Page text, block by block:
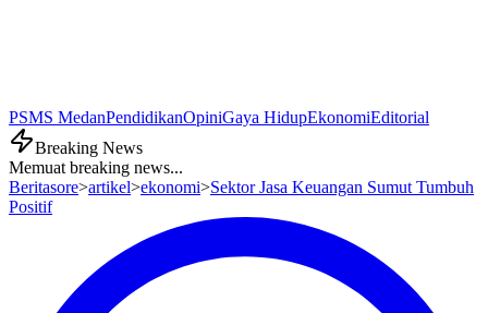
PSMS MedanPendidikanOpiniGaya HidupEkonomiEditorial
Breaking News
Memuat breaking news...
Beritasore>artikel>ekonomi>Sektor Jasa Keuangan Sumut Tumbuh
Positif